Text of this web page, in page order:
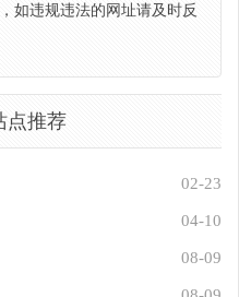
如违规违法的网址请及时反
推荐
02-23
04-10
08-09